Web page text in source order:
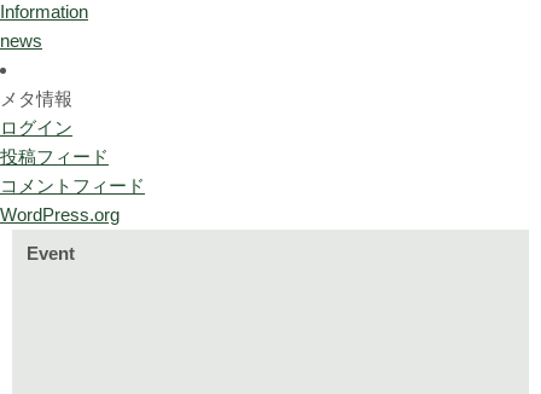
Information
news
メタ情報
ログイン
投稿フィード
コメントフィード
WordPress.org
Event